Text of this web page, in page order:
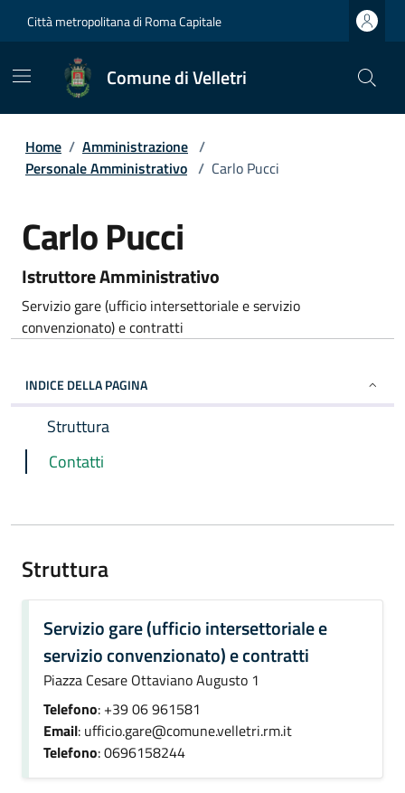
Città metropolitana di Roma Capitale
Comune di Velletri
Home / Amministrazione /
Personale Amministrativo / Carlo Pucci
Carlo Pucci
Istruttore Amministrativo
Servizio gare (ufficio intersettoriale e servizio
convenzionato) e contratti
INDICE DELLA PAGINA
Struttura
Contatti
Struttura
Servizio gare (ufficio intersettoriale e
servizio convenzionato) e contratti
Piazza Cesare Ottaviano Augusto 1
Telefono: +39 06 961581
Email: ufficio.gare@comune.velletri.rm.it
Telefono: 0696158244